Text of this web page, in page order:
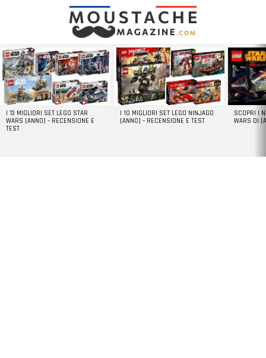
LATEST
STORIES
I 13 MIGLIORI SET LEGO STAR
WARS [ANNO] – RECENSIONE E
TEST
I 10 MIGLIORI SET LEGO NINJAGO
[ANNO] – RECENSIONE E TEST
SCOPRI I
WARS DI